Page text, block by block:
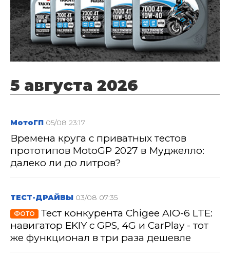
5 августа 2026
МотоГП 05/08 23:17
Времена круга с приватных тестов
прототипов MotoGP 2027 в Муджелло:
далеко ли до литров?
ТЕСТ-ДРАЙВЫ 03/08 07:35
ФОТО
Тест конкурента Chigee AIO-6 LTE:
навигатор EKIY с GPS, 4G и CarPlay - тот
же функционал в три раза дешевле